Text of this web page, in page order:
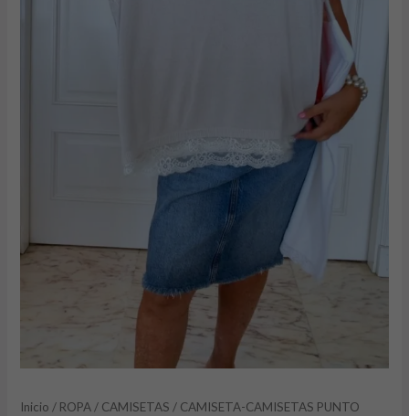
Inicio / ROPA / CAMISETAS / CAMISETA-CAMISETAS PUNTO